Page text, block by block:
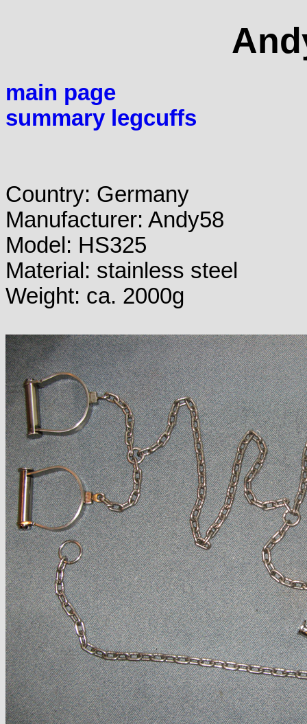
main page
summary legcuffs
Country: Germany
Manufacturer: Andy58
Model: HS325
Material: stainless steel
Weight: ca. 2000g